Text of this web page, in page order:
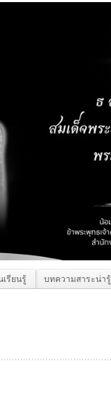
เรียนรู้ บทความสาระน่ารู้